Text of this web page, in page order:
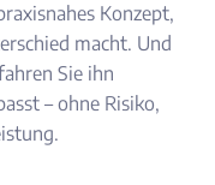
Konzept,
macht. Und
Sie ihn
– ohne Risiko,